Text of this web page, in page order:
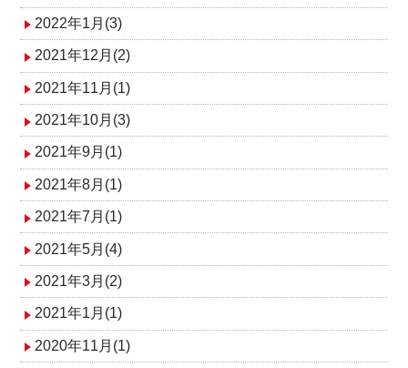
2022年1月(3)
2021年12月(2)
2021年11月(1)
2021年10月(3)
2021年9月(1)
2021年8月(1)
2021年7月(1)
2021年5月(4)
2021年3月(2)
2021年1月(1)
2020年11月(1)